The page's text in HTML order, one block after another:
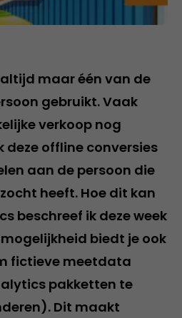
maar één van de
gebruikt. Vaak
verkoop nog
deze offline conversies
aan de persoon die
heeft. Hoe dit kan
beschreef ik deze week
mogelijkheid biedt je ook
fictieve meetdata
pakketten te
Dit maakt